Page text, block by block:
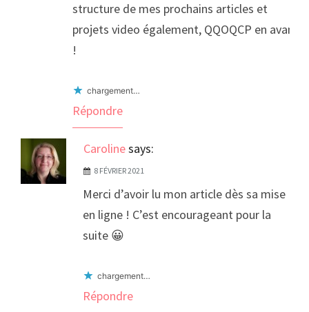
structure de mes prochains articles et
projets video également, QQOQCP en avant
!
chargement…
Répondre
Carolinesays:
8 FÉVRIER 2021
Merci d’avoir lu mon article dès sa mise
en ligne ! C’est encourageant pour la
suite 😀
chargement…
Répondre